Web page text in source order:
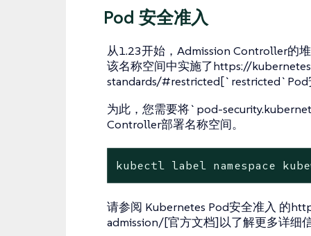
Pod 安全准入
从1.23开始，Admission Controller的
该名称空间中实施了https://
standards/#restricted[`restricted`Pod
为此，您需要将`pod-
Controller部署名称空间。
kubectl label namespace
请参阅 Kubernetes Pod安全准入 的
admission/[官方文档]以了解更多详细信